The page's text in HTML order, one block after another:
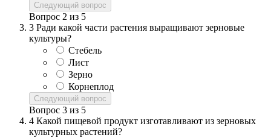
Следующий вопрос
Вопрос 2 из 5
3 Ради какой части растения выращивают зерновые
культуры?
Стебель
Лист
Зерно
Корнеплод
Следующий вопрос
Вопрос 3 из 5
4 Какой пищевой продукт изготавливают из зерновых
культурных растений?